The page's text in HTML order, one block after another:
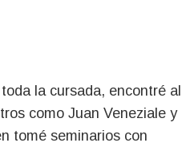
la cursada, encontré al
como Juan Veneziale y
tomé seminarios con